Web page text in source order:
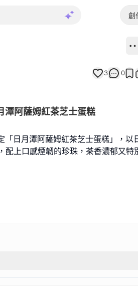
創
3 0
日月潭阿薩姆紅茶芝士蛋糕
「日月潭阿薩姆紅茶芝士蛋糕」，以
配上口感煙韌的珍珠，茶香濃郁又特